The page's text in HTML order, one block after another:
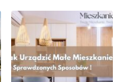
Galerii XX1